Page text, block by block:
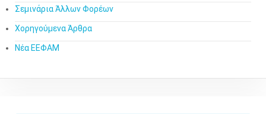
Σεμινάρια Άλλων Φορέων
Χορηγούμενα Άρθρα
Νέα ΕΕΦΑΜ